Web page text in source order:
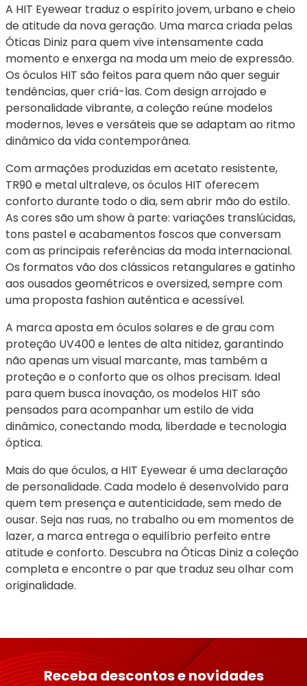
A HIT Eyewear traduz o espírito jovem, urbano e cheio
de atitude da nova geração. Uma marca criada pelas
Óticas Diniz para quem vive intensamente cada
momento e enxerga na moda um meio de expressão.
Os óculos HIT são feitos para quem não quer seguir
tendências, quer criá-las. Com design arrojado e
personalidade vibrante, a coleção reúne modelos
modernos, leves e versáteis que se adaptam ao ritmo
dinâmico da vida contemporânea.
Com armações produzidas em acetato resistente,
TR90 e metal ultraleve, os óculos HIT oferecem
conforto durante todo o dia, sem abrir mão do estilo.
As cores são um show à parte: variações translúcidas,
tons pastel e acabamentos foscos que conversam
com as principais referências da moda internacional.
Os formatos vão dos clássicos retangulares e gatinho
aos ousados geométricos e oversized, sempre com
uma proposta fashion autêntica e acessível.
A marca aposta em óculos solares e de grau com
proteção UV400 e lentes de alta nitidez, garantindo
não apenas um visual marcante, mas também a
proteção e o conforto que os olhos precisam. Ideal
para quem busca inovação, os modelos HIT são
pensados para acompanhar um estilo de vida
dinâmico, conectando moda, liberdade e tecnologia
óptica.
Mais do que óculos, a HIT Eyewear é uma declaração
de personalidade. Cada modelo é desenvolvido para
quem tem presença e autenticidade, sem medo de
ousar. Seja nas ruas, no trabalho ou em momentos de
lazer, a marca entrega o equilíbrio perfeito entre
atitude e conforto. Descubra na Óticas Diniz a coleção
completa e encontre o par que traduz seu olhar com
originalidade.
Receba descontos e novidades